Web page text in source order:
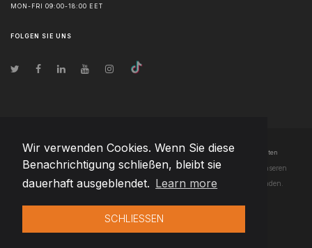
Wir verwenden Cookies. Wenn Sie diese
Benachrichtigung schließen, bleibt sie
dauerhaft ausgeblendet. Learn more
SCHLIESSEN
MON-FRI 09:00-18:00 EET
FOLGEN SIE UNS
© Urheberrecht2026 Team Extension AG Austria- Alle Rechte vorbehalten
Changelog● Durch die Nutzung dieser Website erklären Sie sich mit unseren
Nutzungsbedingungen und unserer Datenschutzerklärung einverstanden.